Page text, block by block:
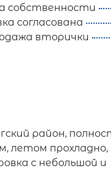
собственности
согласована
вторички
район,
летом прохладно,
с небольшой и